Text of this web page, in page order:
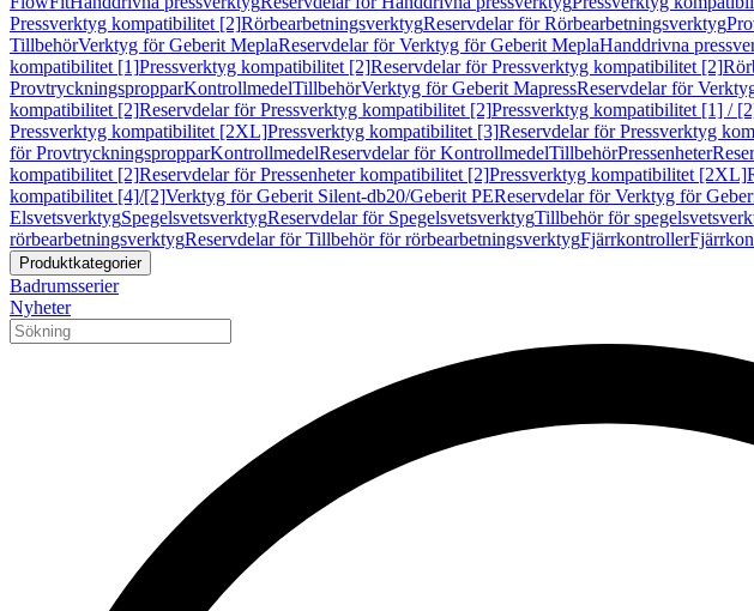
Pressverktyg kompatibilitet [2]RörbearbetningsverktygReservdelar för Rörbearbetningsverktyg
TillbehörVerktyg för Geberit MeplaReservdelar för Verktyg för Geberit MeplaHanddrivna
kompatibilitet [1]Pressverktyg kompatibilitet [2]Reservdelar för Pressverktyg kompatibilitet [2]
ProvtryckningspropparKontrollmedelTillbehörVerktyg för Geberit MapressReservdelar för
kompatibilitet [2]Reservdelar för Pressverktyg kompatibilitet [2]Pressverktyg kompatibilitet [1] /
Pressverktyg kompatibilitet [2XL]Pressverktyg kompatibilitet [3]Reservdelar för Pressverktyg
för ProvtryckningspropparKontrollmedelReservdelar för KontrollmedelTillbehörPressenheter
kompatibilitet [2]Reservdelar för Pressenheter kompatibilitet [2]Pressverktyg kompatibilitet [2XL]
kompatibilitet [4]/[2]Verktyg för Geberit Silent-db20/Geberit PEReservdelar för Verktyg för
ElsvetsverktygSpegelsvetsverktygReservdelar för SpegelsvetsverktygTillbehör för
rörbearbetningsverktygReservdelar för Tillbehör för rörbearbetningsverktygFjärrkontroller
Produktkategorier
Badrumsserier
Nyheter